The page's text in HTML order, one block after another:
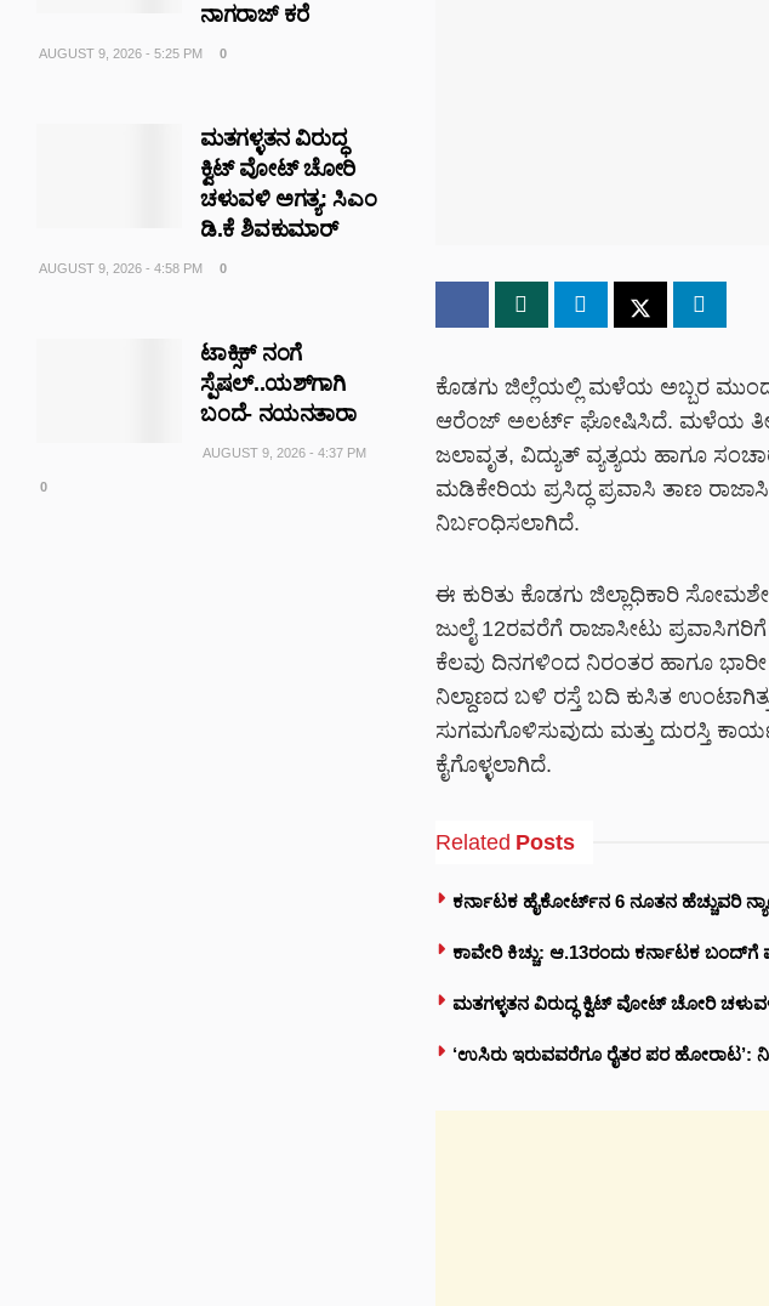
ಕೊಡಗು ಜಿಲ್ಲೆಯಲ್ಲಿ ಮಳೆಯ ಅಬ್ಬರ
ಆರೆಂಜ್ ಅಲರ್ಟ್ ಘೋಷಿಸಿದೆ. ಮಳೆಯ
ಜಲಾವೃತ, ವಿದ್ಯುತ್ ವ್ಯತ್ಯಯ ಹಾಗೂ
ಮಡಿಕೇರಿಯ ಪ್ರಸಿದ್ಧ ಪ್ರವಾಸಿ ತಾಣ
ನಿರ್ಬಂಧಿಸಲಾಗಿದೆ.
ಈ ಕುರಿತು ಕೊಡಗು ಜಿಲ್ಲಾಧಿಕಾರಿ
ಜುಲೈ 12ರವರೆಗೆ ರಾಜಾಸೀಟು
ಕೆಲವು ದಿನಗಳಿಂದ ನಿರಂತರ ಹಾಗೂ
ನಿಲ್ದಾಣದ ಬಳಿ ರಸ್ತೆ ಬದಿ ಕುಸಿತ
ಸುಗಮಗೊಳಿಸುವುದು ಮತ್ತು ದುರಸ್ತಿ
ಕೈಗೊಳ್ಳಲಾಗಿದೆ.
Related Posts
ಕರ್ನಾಟಕ ಹೈಕೋರ್ಟ್‌ನ 6 ನೂತನ ಹೆಚ್ಚುವರಿ
ಕಾವೇರಿ ಕಿಚ್ಚು: ಆ.13ರಂದು ಕರ್ನಾಟಕ
ಮತಗಳ್ಳತನ ವಿರುದ್ಧ ಕ್ವಿಟ್ ವೋಟ್ ಚೋರಿ
‘ಉಸಿರು ಇರುವವರೆಗೂ ರೈತರ ಪರ ಹೋರಾಟ’:
ನಾಗರಾಜ್ ಕರೆ
AUGUST 9, 2026 - 5:25 PM 0
ಮತಗಳ್ಳತನ ವಿರುದ್ಧ
ಕ್ವಿಟ್ ವೋಟ್ ಚೋರಿ
ಚಳುವಳಿ ಅಗತ್ಯ: ಸಿಎಂ
ಡಿ.ಕೆ ಶಿವಕುಮಾರ್
AUGUST 9, 2026 - 4:58 PM 0
ಟಾಕ್ಸಿಕ್ ನಂಗೆ
ಸ್ಪೆಷಲ್..ಯಶ್‌ಗಾಗಿ
ಬಂದೆ- ನಯನತಾರಾ
AUGUST 9, 2026 - 4:37 PM
0